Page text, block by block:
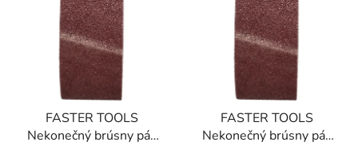
FASTER TOOLS
Nekonečný brúsny pás
FASTER TOOLS
Nekonečný brúsny pás